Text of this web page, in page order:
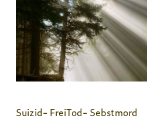
Suizid- FreiTod- Sebstmord